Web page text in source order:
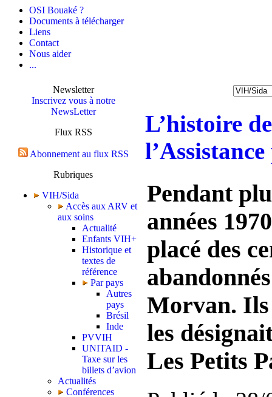
OSI Bouaké ?
Documents à télécharger
Liens
Contact
Nous aider
...
Newsletter
Inscrivez vous à notre
NewsLetter
Flux RSS
Abonnement au flux RSS
Rubriques
VIH/Sida
Accès aux ARV et
aux soins
Actualité
Enfants VIH+
Historique et
textes de
référence
Par pays
Autres
pays
Brésil
Inde
PVVIH
UNITAID -
Taxe sur les
billets d’avion
Actualités
Conférences
L’histoire
Pendant
années
placé des
Morvan. Ils
les
Les Petits